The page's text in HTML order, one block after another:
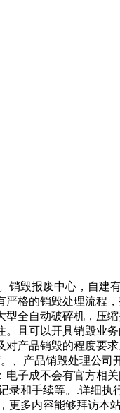
销毁报废中心，自建
格的销毁处理流程
全自动破碎机，压
且可以开具销毁业
产品销毁的程度要
、产品销毁处理公司
子成不会有官方相
录和手续等。.详细执
更多内容能够拜访本